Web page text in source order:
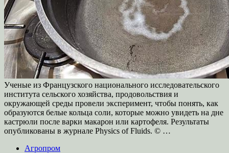
Ученые из Французского национального исследовательского
института сельского хозяйства, продовольствия и
окружающей среды провели эксперимент, чтобы понять, как
образуются белые кольца соли, которые можно увидеть на дне
кастрюли после варки макарон или картофеля. Результаты
опубликованы в журнале Physics of Fluids. © …
Агропром